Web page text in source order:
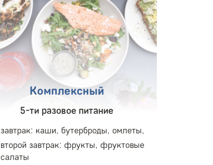
Комплексный
5-ти разовое питание
завтрак: каши, бутерброды, омлеты,
второй завтрак: фрукты, фруктовые
салаты